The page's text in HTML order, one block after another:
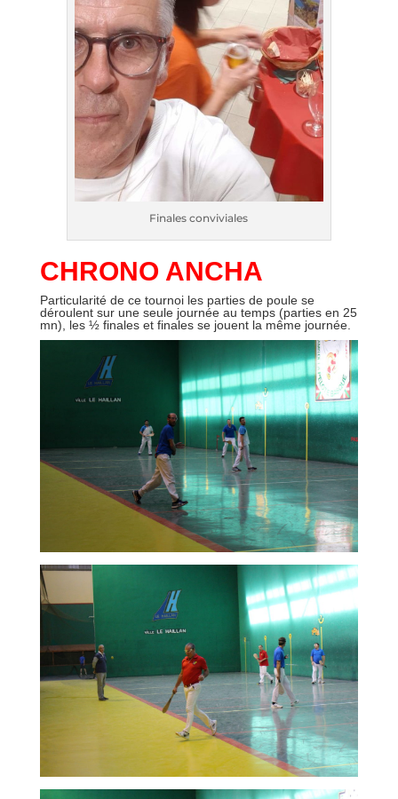
Finales conviviales
CHRONO ANCHA
Particularité de ce tournoi les parties de poule se
déroulent sur une seule journée au temps (parties en 25
mn), les ½ finales et finales se jouent la même journée.